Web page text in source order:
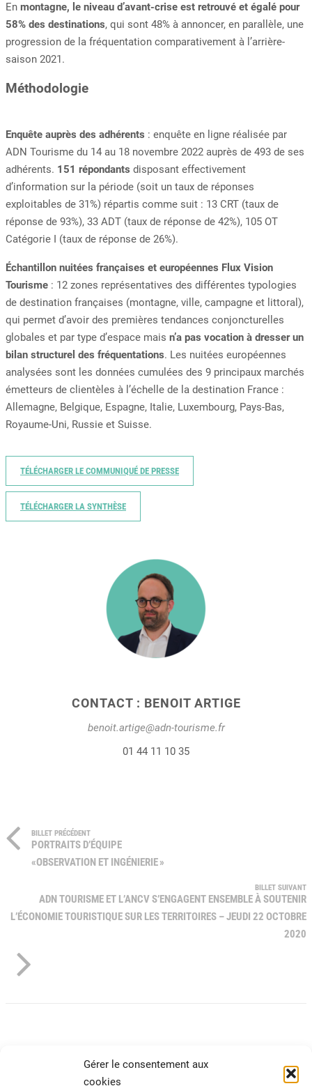
Gérer le consentement aux
cookies
En montagne, le niveau d’avant-crise est retrouvé et égalé pour
58% des destinations, qui sont 48% à annoncer, en parallèle, une
progression de la fréquentation comparativement à l’arrière-
saison 2021.
Méthodologie
Enquête auprès des adhérents : enquête en ligne réalisée par
ADN Tourisme du 14 au 18 novembre 2022 auprès de 493 de ses
adhérents. 151 répondants disposant effectivement
d’information sur la période (soit un taux de réponses
exploitables de 31%) répartis comme suit : 13 CRT (taux de
réponse de 93%), 33 ADT (taux de réponse de 42%), 105 OT
Catégorie I (taux de réponse de 26%).
Échantillon nuitées françaises et européennes Flux Vision
Tourisme : 12 zones représentatives des différentes typologies
de destination françaises (montagne, ville, campagne et littoral),
qui permet d’avoir des premières tendances conjoncturelles
globales et par type d’espace mais n’a pas vocation à dresser un
bilan structurel des fréquentations. Les nuitées européennes
analysées sont les données cumulées des 9 principaux marchés
émetteurs de clientèles à l’échelle de la destination France :
Allemagne, Belgique, Espagne, Italie, Luxembourg, Pays-Bas,
Royaume-Uni, Russie et Suisse.
TÉLÉCHARGER LE COMMUNIQUÉ DE PRESSE
TÉLÉCHARGER LA SYNTHÈSE
CONTACT : BENOIT ARTIGE
benoit.artige@adn-tourisme.fr
01 44 11 10 35
BILLET PRÉCÉDENT
PORTRAITS D’ÉQUIPE
«OBSERVATION ET INGÉNIERIE »
BILLET SUIVANT
ADN TOURISME ET L’ANCV S’ENGAGENT ENSEMBLE À SOUTENIR
L’ÉCONOMIE TOURISTIQUE SUR LES TERRITOIRES – JEUDI 22 OCTOBRE
2020